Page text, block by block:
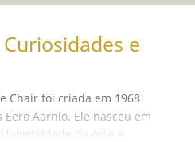
e
Chair foi criada em 1968
Aarnio. Ele nasceu em
de Arte e